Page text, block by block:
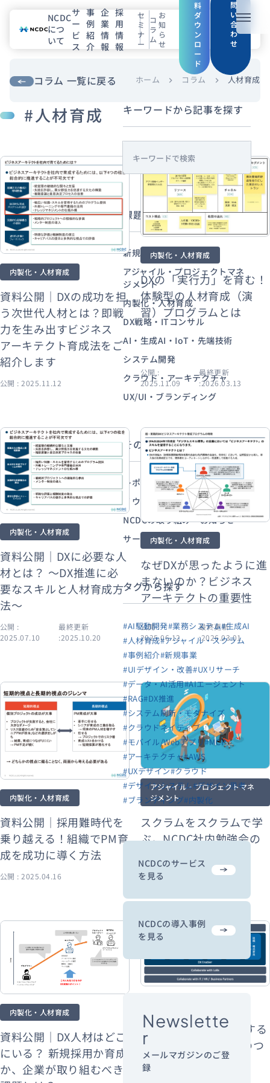
メニュ
NCDCについて
サービス
企業情報
採用情報
セミナー コラムお知らせ
エンジニアブログ（Zenn）
お役立ち情報（PJ Insight）
資料ダウンロード お問い合わせ
NCDC
につ
いて
サ
ー
ビ
ス
事
例
紹
介
企
業
情
報
採
用
情
報
セ
ミ
ナ
ー
コ
ラ
ム
お
知
ら
せ
料
ダ
ウ
ン
ロ
ー
ド
問
い
合
わ
せ
コラム 一覧に戻る ホーム chevron_right コラム chevron_right 人材育成
#人材育成
内製化・人材育成
資料公開｜DXの成功を担
う次世代人材とは？即戦
力を生み出すビジネス
アーキテクト育成法をご
紹介します
公開 : 2025.11.12
内製化・人材育成
DXの「実行力」を育む！
体験型の人材育成（演
習）プログラムとは
公開 :
2025.11.09
最終更新
:2026.03.13
内製化・人材育成
資料公開｜DXに必要な人
材とは？ 〜DX推進に必
要なスキルと人材育成方
法〜
公開 :
2025.07.10
最終更新
:2025.10.20
内製化・人材育成
なぜDXが思ったように進
まないのか？ビジネス
アーキテクトの重要性
公開 :
2025.06.12
最終更新
:2026.03.01
内製化・人材育成
資料公開｜採用難時代を
乗り越える！組織でPM育
成を成功に導く方法
公開 : 2025.04.16
アジャイル・プロジェクトマネ
ジメント
スクラムをスクラムで学
ぶ。NCDC社内勉強会の
公開 : 2024.12.24
内製化・人材育成
資料公開｜DX人材はどこ
にいる？ 新規採用か育成
か、企業が取り組むべき
資料公開｜DXを実現する
組織とロードマップのつ
くり方
キーワードから記事を探す
e
a
r
c
h
課題・目的から探す
新規事業・サービス企画
アジャイル・プロジェクトマネ
ジメント
内製化・人材育成
DX戦略・ITコンサル
AI・生成AI・IoT・先端技術
システム開発
クラウド・アーキテクチャ
UX/UI・ブランディング
その他から探す
レポート・資料公開
ノウハウ・ナレッジ
NCDCの取り組み・お知らせ
サービス・事例紹介
タグから探す
#AI駆動開発#業務システム#生成AI
#人材育成#アジャイル・スクラム
#事例紹介#新規事業
#UIデザイン・改善#UXリサーチ
#データ・AI活用#AIエージェント
#RAG#DX推進
#システム刷新・モダナイズ
#クラウドネイティブ
#モバイル/Webアプリ#MCP
#アーキテクチャ#AWS
#UXデザイン#クラウド
#デザインシステム#デザイン思考
#ブランディング#内製化
NCDCのサービス
を見る
NCDCの導入事例
を見る
Newslette
r
メールマガジンのご登
録